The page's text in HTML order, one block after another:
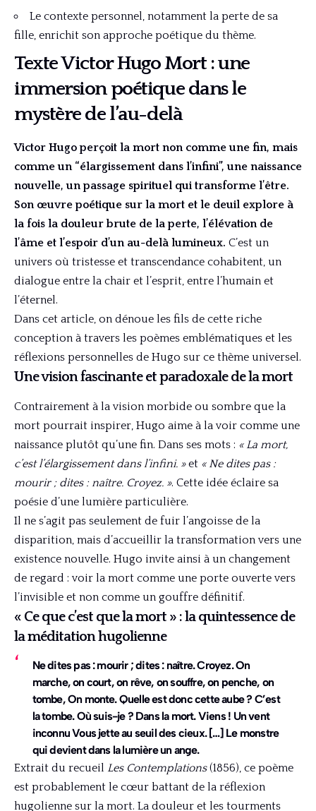
Le contexte personnel, notamment la perte de sa
fille, enrichit son approche poétique du thème.
Texte Victor Hugo Mort : une
immersion poétique dans le
mystère de l’au-delà
Victor Hugo perçoit la mort non comme une fin, mais
comme un “élargissement dans l’infini”, une naissance
nouvelle, un passage spirituel qui transforme l’être.
Son œuvre poétique sur la mort et le deuil explore à
la fois la douleur brute de la perte, l’élévation de
l’âme et l’espoir d’un au-delà lumineux. C’est un
univers où tristesse et transcendance cohabitent, un
dialogue entre la chair et l’esprit, entre l’humain et
l’éternel.
Dans cet article, on dénoue les fils de cette riche
conception à travers les poèmes emblématiques et les
réflexions personnelles de Hugo sur ce thème universel.
Une vision fascinante et paradoxale de la mort
Contrairement à la vision morbide ou sombre que la
mort pourrait inspirer, Hugo aime à la voir comme une
naissance plutôt qu’une fin. Dans ses mots : « La mort,
c’est l’élargissement dans l’infini. »et « Ne dites pas :
mourir ; dites : naître. Croyez. ». Cette idée éclaire sa
poésie d’une lumière particulière.
Il ne s’agit pas seulement de fuir l’angoisse de la
disparition, mais d’accueillir la transformation vers une
existence nouvelle. Hugo invite ainsi à un changement
de regard : voir la mort comme une porte ouverte vers
l’invisible et non comme un gouffre définitif.
« Ce que c’est que la mort » : la quintessence de
la méditation hugolienne
Ne dites pas : mourir ; dites : naître. Croyez. On
marche, on court, on rêve, on souffre, on penche, on
tombe, On monte. Quelle est donc cette aube ? C’est
la tombe. Où suis-je ? Dans la mort. Viens ! Un vent
inconnu Vous jette au seuil des cieux. […] Le monstre
qui devient dans la lumière un ange.
Extrait du recueil Les Contemplations(1856), ce poème
est probablement le cœur battant de la réflexion
hugolienne sur la mort. La douleur et les tourments